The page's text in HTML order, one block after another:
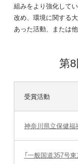
組みをより強化して
改め、環境に関する
あった活動、または
第
受賞活動
神奈川県立保健福
「一般国道357号